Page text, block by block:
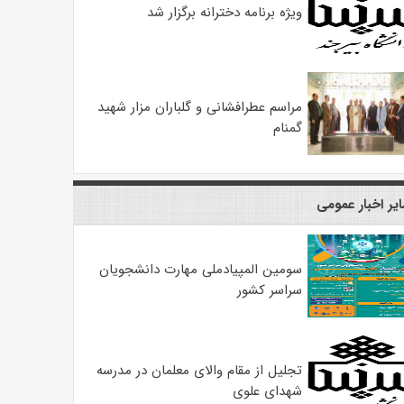
ویژه برنامه دخترانه برگزار شد
مراسم عطرافشانی و گلباران مزار شهید
گمنام
اخبار عمومی
سومین المپیادملی مهارت دانشجویان
سراسر کشور
تجلیل از مقام والای معلمان در مدرسه
شهدای علوی